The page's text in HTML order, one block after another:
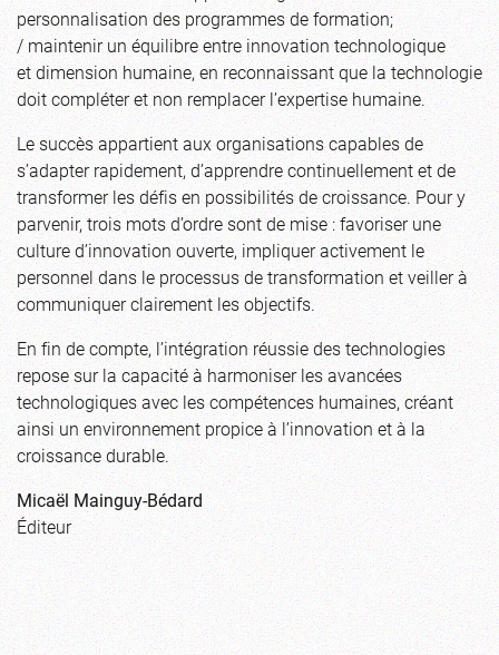
personnalisation des programmes de formation;
/ maintenir un équilibre entre innovation technologique
et dimension humaine, en reconnaissant que la technologie
doit compléter et non remplacer l’expertise humaine.
Le succès appartient aux organisations capables de
s’adapter rapidement, d’apprendre continuellement et de
transformer les défis en possibilités de croissance. Pour y
parvenir, trois mots d’ordre sont de mise : favoriser une
culture d’innovation ouverte, impliquer activement le
personnel dans le processus de transformation et veiller à
communiquer clairement les objectifs.
En fin de compte, l’intégration réussie des technologies
repose sur la capacité à harmoniser les avancées
technologiques avec les compétences humaines, créant
ainsi un environnement propice à l’innovation et à la
croissance durable.
Micaël Mainguy-Bédard
Éditeur